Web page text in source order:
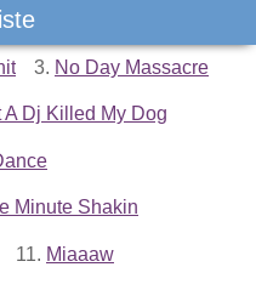
3. No Day Massacre
A Dj Killed My Dog
Minute Shakin
11. Miaaaw